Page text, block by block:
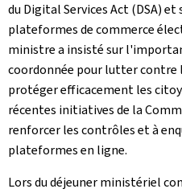
du Digital Services Act (DSA)
plateformes de commerce
ministre a insisté sur
coordonnée pour lutter
protéger efficacement les
récentes initiatives de la
renforcer les contrôles et à
plateformes en ligne.
Lors du déjeuner ministériel